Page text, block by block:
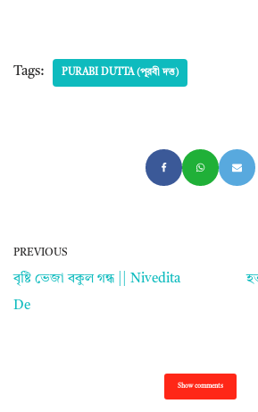
Tags: PURABI DUTTA (পূরবী দত্ত)
PREVIOUS
বৃষ্টি ভেজা বকুল গন্ধ || Nivedita
De
Show comments